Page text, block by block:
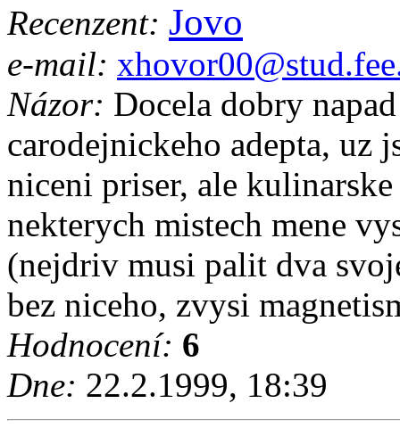
Recenzent: Jovo
e-mail:
Názor: Docela dobry
carodejnickeho adepta, uz
niceni priser, ale
nekterych mistech mene
(nejdriv musi palit dva
bez niceho, zvysi
Hodnocení: 6
Dne: 22.2.1999, 18:39